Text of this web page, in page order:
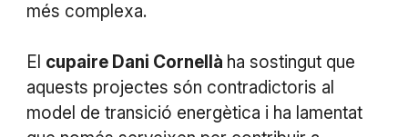
més complexa.
El cupaire Dani Cornellà ha sostingut que
aquests projectes són contradictoris al
model de transició energètica i ha lamentat